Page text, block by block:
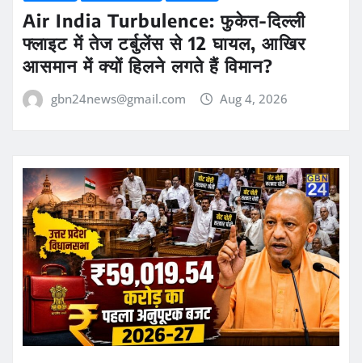
Air India Turbulence: फुकेत-दिल्ली
फ्लाइट में तेज टर्बुलेंस से 12 घायल, आखिर
आसमान में क्यों हिलने लगते हैं विमान?
gbn24news@gmail.com Aug 4, 2026